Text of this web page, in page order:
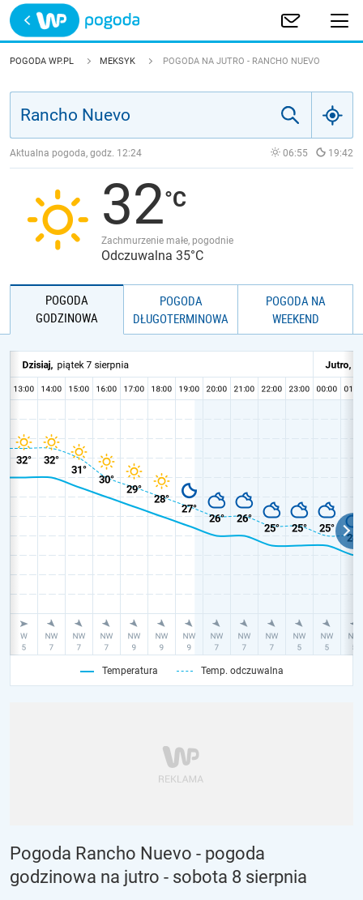
Trwa ładowanie
POLSKA
JAKOŚĆ POWIETRZA
POGODA WP.PL MEKSYK POGODA NA JUTRO - RANCHO NUEVO
Aktualna pogoda, godz. 12:24 06:55 19:42
32
Zachmurzenie małe, pogodnie
Odczuwalna 35°C
POGODA
GODZINOWA
POGODA
DŁUGOTERMINOWA
POGODA NA
WEEKEND
Temperatura Temp. odczuwalna
Pogoda Rancho Nuevo - pogoda
godzinowa na jutro - sobota 8 sierpnia